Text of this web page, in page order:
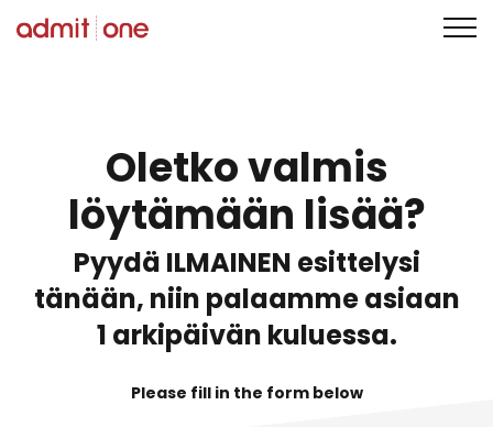
Oletko valmis
löytämään lisää?
Pyydä ILMAINEN esittelysi
tänään, niin palaamme asiaan
1 arkipäivän kuluessa.
Please fill in the form below